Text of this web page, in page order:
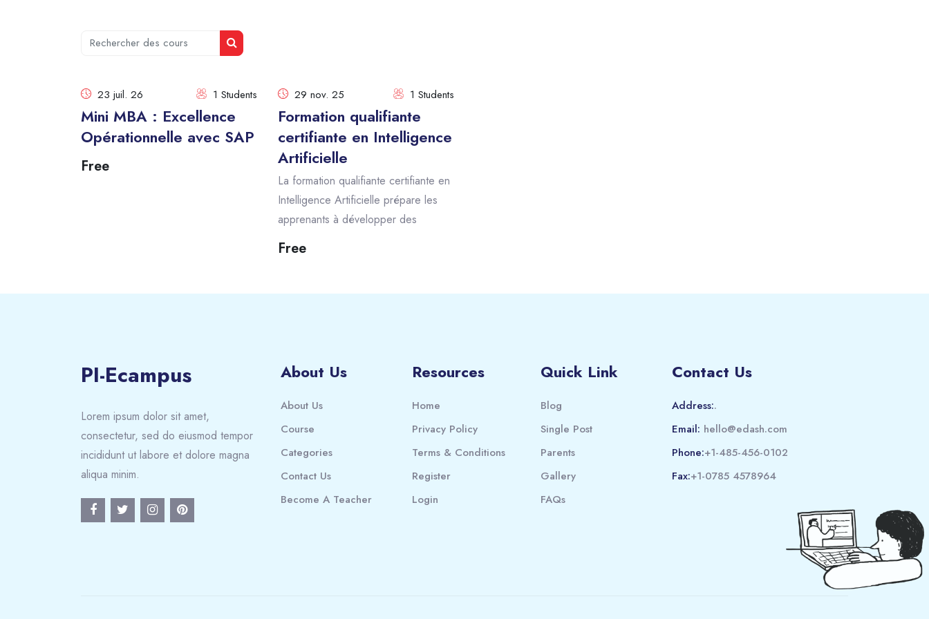
Rechercher des cours
Rechercher des cours
23 juil. 26 1 Students
Mini MBA : Excellence
Opérationnelle avec SAP
Free
29 nov. 25 1 Students
Formation qualifiante
certifiante en Intelligence
Artificielle
La formation qualifiante certifiante en
Intelligence Artificielle prépare les
apprenants à développer des
Free
PI-Ecampus
Lorem ipsum dolor sit amet,
consectetur, sed do eiusmod tempor
incididunt ut labore et dolore magna
aliqua minim.
About Us
About Us
Course
Categories
Contact Us
Become A Teacher
Resources
Home
Privacy Policy
Terms & Conditions
Register
Login
Quick Link
Blog
Single Post
Parents
Gallery
FAQs
Contact Us
Address:.
Email: hello@edash.com
Phone:+1-485-456-0102
Fax:+1-0785 4578964